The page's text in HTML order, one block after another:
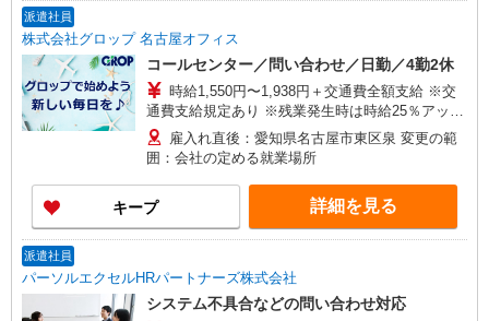
派遣社員
株式会社グロップ 名古屋オフィス
コールセンター／問い合わせ／日勤／4勤2休
時給1,550円〜1,938円＋交通費全額支給 ※交
通費支給規定あり ※残業発生時は時給25％アップ
（実働8時間以降） ※給与の希望日払い制度あり
※研修期間の2ヶ月間は時給1,450円となります。
■月収例■ 時給1,550円×7.5時間×22日⇒255,750円
＋交通費＋残業代
雇入れ直後：愛知県名古屋市東区泉 変更の範
囲：会社の定める就業場所
キープ 詳細を見る
派遣社員
パーソルエクセルHRパートナーズ株式会社
システム不具合などの問い合わせ対応